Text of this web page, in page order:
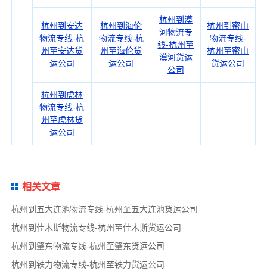
杭州到安达
物流专线-杭
州至安达货
运公司
杭州到海伦
物流专线-杭
州至海伦货
运公司
杭州到漠
河物流专
线-杭州至
漠河货运
公司
杭州到密山
物流专线-
杭州至密山
货运公司
杭州到虎林
物流专线-杭
州至虎林货
运公司
相关文章
杭州到五大连池物流专线-杭州至五大连池货运公司
杭州到佳木斯物流专线-杭州至佳木斯货运公司
杭州到肇东物流专线-杭州至肇东货运公司
杭州到铁力物流专线-杭州至铁力货运公司